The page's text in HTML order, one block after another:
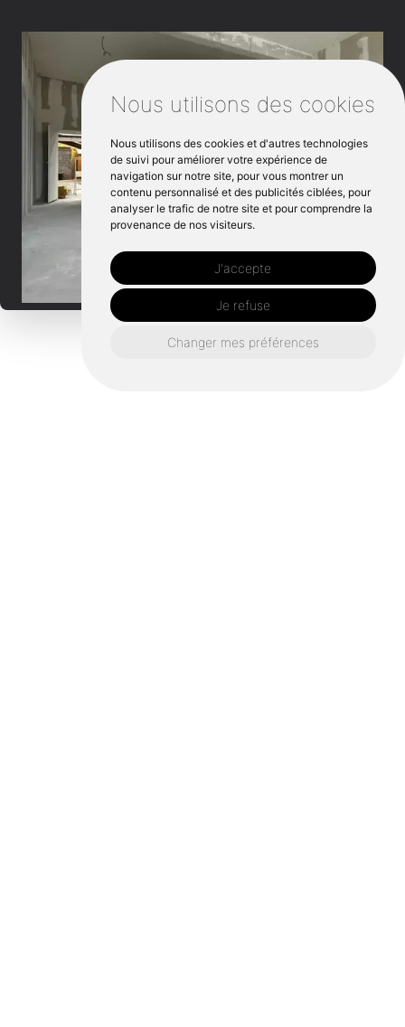
Nous utilisons des cookies
Nous utilisons des cookies et d'autres technologies
de suivi pour améliorer votre expérience de
navigation sur notre site, pour vous montrer un
contenu personnalisé et des publicités ciblées, pour
analyser le trafic de notre site et pour comprendre la
provenance de nos visiteurs.
J'accepte
Je refuse
Changer mes préférences